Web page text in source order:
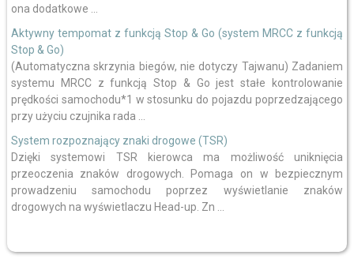
ona dodatkowe ...
Aktywny tempomat z funkcją Stop & Go (system MRCC z funkcją
Stop & Go)
(Automatyczna skrzynia biegów, nie dotyczy Tajwanu) Zadaniem
systemu MRCC z funkcją Stop & Go jest stałe kontrolowanie
prędkości samochodu*1 w stosunku do pojazdu poprzedzającego
przy użyciu czujnika rada ...
System rozpoznający znaki drogowe (TSR)
Dzięki systemowi TSR kierowca ma możliwość uniknięcia
przeoczenia znaków drogowych. Pomaga on w bezpiecznym
prowadzeniu samochodu poprzez wyświetlanie znaków
drogowych na wyświetlaczu Head-up. Zn ...